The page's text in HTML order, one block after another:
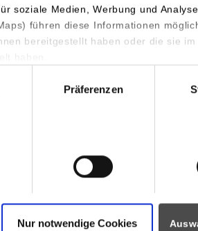
soziale Medien, Werbung und
führen diese Informationen
bereitgestellt haben oder die sie
Präferenzen
Nur notwendige Cookies